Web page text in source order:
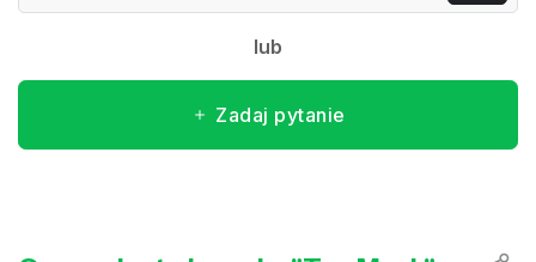
lub
Zadaj pytanie